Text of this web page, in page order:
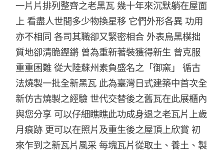
一片片排列整齊之老黑瓦 幾十年來沉默躺在屋面
上 看盡人世間多少物換星移 它們外形各異 功用
亦不相同 各司其職卻又緊密相合 外表烏黑樸拙
質地卻清脆鏗鏘 曾為重新著裝獲得新生 曾克服
重重困難 從大陸蘇州素負盛名之「御窯」 循古
法燒製一批全新黑瓦 此為臺灣日式建築中首次全
新仿古燒製之經驗 世代交替後之舊瓦在此展櫃內
與您分享 可以仔細瞧瞧此功成身退之老瓦片上歲
月痕跡 更可以在照片及重生後之屋頂上欣賞 初
來乍到之新瓦片風采 每塊瓦片從取土、養土、製